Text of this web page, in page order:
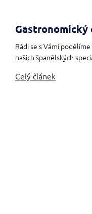
Gastronomický
Rádi se s Vámi
našich španělských
Celý článek